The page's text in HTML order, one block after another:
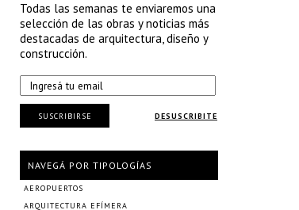
Todas las semanas te enviaremos una
selección de las obras y noticias más
destacadas de arquitectura, diseño y
construcción.
DESUSCRIBITE
SUSCRIBIRSE
NAVEGÁ POR TIPOLOGÍAS
AEROPUERTOS
ARQUITECTURA EFÍMERA